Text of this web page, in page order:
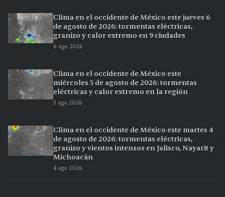
Clima en el occidente de México este jueves 6
de agosto de 2026: tormentas eléctricas,
granizo y calor extremo en 9 ciudades
6 ago 2026
Clima en el occidente de México este
miércoles 5 de agosto de 2026: tormentas
eléctricas y calor extremo en la región
5 ago 2026
Clima en el occidente de México este martes 4
de agosto de 2026: tormentas eléctricas,
granizo y vientos intensos en Jalisco, Nayarit y
Michoacán
4 ago 2026